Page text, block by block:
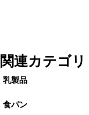
関連カテゴリ
乳製品
食パン